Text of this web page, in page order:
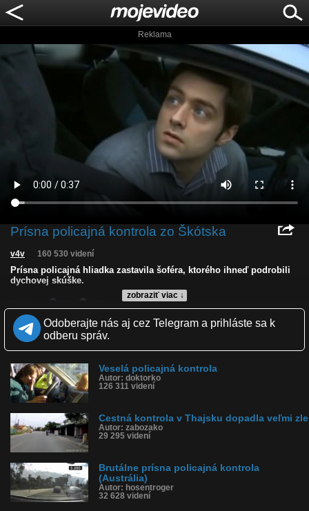
Reklama
Prísna policajná kontrola zo Škótska
zobraziť viac ↓
v4v 160 530 videní
Prísna policajná hliadka zastavila šoféra, ktorého ihneď podrobili
dychovej skúške.
Zverejnené: 19.11.2014 16:32
Páči sa: 97% (457 hlasov)
Obľúbené: 311
Kategória: zábavné
Tagy: škóti, škótsko, policajt, kontrola, dychová skúška, nafúkal,
hélium, vodič, paródia
História sledovanosti videa:
Odoberajte nás aj cez Telegram a prihláste sa k
odberu správ.
Veselá policajná kontrola
Autor: doktorko
126 311 videní
Cestná kontrola v Thajsku dopadla veľmi zle
Autor: zabozako
29 295 videní
Brutálne prísna policajná kontrola
(Austrália)
Autor: hosentroger
32 628 videní